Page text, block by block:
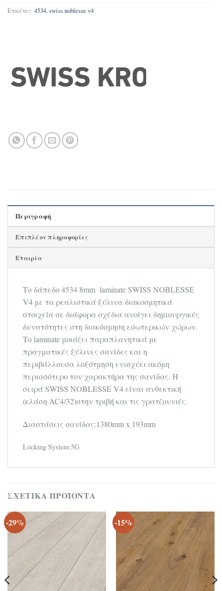
Ετικέτες: 4534,swiss noblesse v4
Περιγραφή
Επιπλέον πληροφορίες
Εταιρία
Tο δάπεδο 4534 8mm laminate SWISS NOBLESSE
V4 με τα ρεαλιστικά ξύλινα διακοσμητικά
στοιχεία σε διάφορα σχέδια ανοίγει δημιουργικές
δυνατότητες στη διακόσμηση εσωτερικών χώρων.
Το laminate μοιάζει παραπλανητικά με
πραγματικές ξύλινες σανίδες και η
περιβάλλουσα λοξότμηση ενισχύει ακόμη
περισσότερο τον χαρακτήρα της σανίδας. Η
σειρά SWISS NOBLESSE V4 είναι ανθεκτική
(κλάση AC4/32)στην τριβή και τις γρατζουνιές.
Διαστάσεις σανίδας:1380mm x 193mm
Locking System:5G
ΣΧΕΤΙΚΆ ΠΡΟΪΌΝΤΑ
-29% -15%